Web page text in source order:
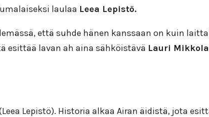
laulaa Leea Lepistö.
että suhde hänen kanssaan on kuin
esittää lavan ah aina sähköistävä Lauri
Lepistö). Historia alkaa Airan äidistä, jota